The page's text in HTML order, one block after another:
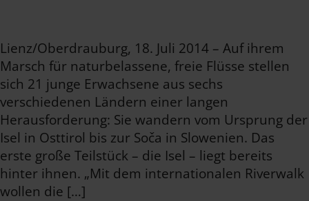
Lienz/Oberdrauburg, 18. Juli 2014 – Auf ihrem
Marsch für naturbelassene, freie Flüsse stellen
sich 21 junge Erwachsene aus sechs
verschiedenen Ländern einer langen
Herausforderung: Sie wandern vom Ursprung der
Isel in Osttirol bis zur Soča in Slowenien. Das
erste große Teilstück – die Isel – liegt bereits
hinter ihnen. „Mit dem internationalen Riverwalk
wollen die […]